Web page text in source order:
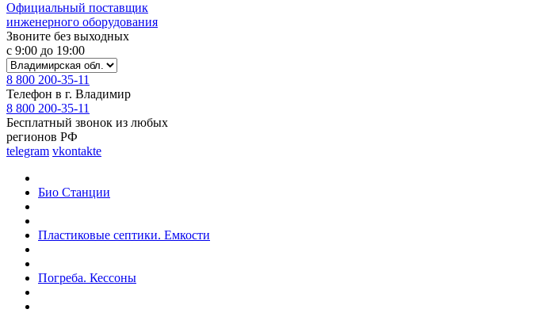
Официальный поставщик
инженерного оборудования
Звоните без выходных
с 9:00 до 19:00
8 800 200-35-11
Телефон в г. Владимир
8 800 200-35-11
Бесплатный звонок из любых
регионов РФ
telegram vkontakte
Био Станции
Пластиковые септики. Емкости
Погреба. Кессоны